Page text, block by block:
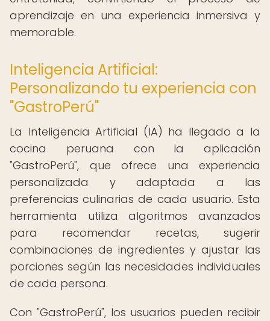
aprendizaje en una experiencia inmersiva y
memorable.
Inteligencia Artificial:
Personalizando tu experiencia con
"GastroPerú"
La Inteligencia Artificial (IA) ha llegado a la
cocina peruana con la aplicación
"GastroPerú", que ofrece una experiencia
personalizada y adaptada a las
preferencias culinarias de cada usuario. Esta
herramienta utiliza algoritmos avanzados
para recomendar recetas, sugerir
combinaciones de ingredientes y ajustar las
porciones según las necesidades individuales
de cada persona.
Con "GastroPerú", los usuarios pueden recibir